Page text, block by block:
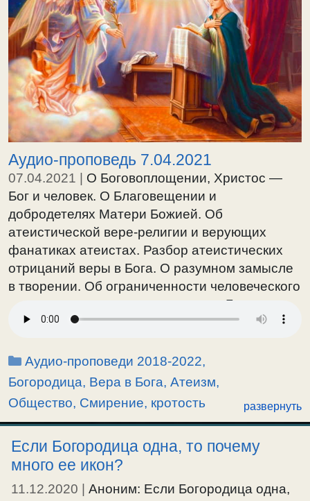
Аудио-проповедь 7.04.2021
07.04.2021
О Боговоплощении, Христос —
Бог и человек. О Благовещении и
добродетелях Матери Божией. Об
атеистической вере-религии и верующих
фанатиках атеистах. Разбор атеистических
отрицаний веры в Бога. О разумном замысле
в творении. Об ограниченности человеческого
зрения, которое не может увидеть Бога, и
каким способом можно увидеть Бога. О
ложном перед дьяволом; о смирении
истинном перед Богом и воспитании его. О
противостоянии общественной
несправедливости и обличении ее, на
примере пророков. Как страсти выдают за
добродетели.
Праздник Благовещение Пресвятой
Богородицы. Евангелие от Лк.1:24-38.
Рубрики
Аудио-проповеди 2018-2022,
Богородица, Вера в Бога, Атеизм,
Общество, Смирение, кротость развернуть
Если Богородица одна, то почему
много ее икон?
11.12.2020 | Аноним: Если Богородица одна,